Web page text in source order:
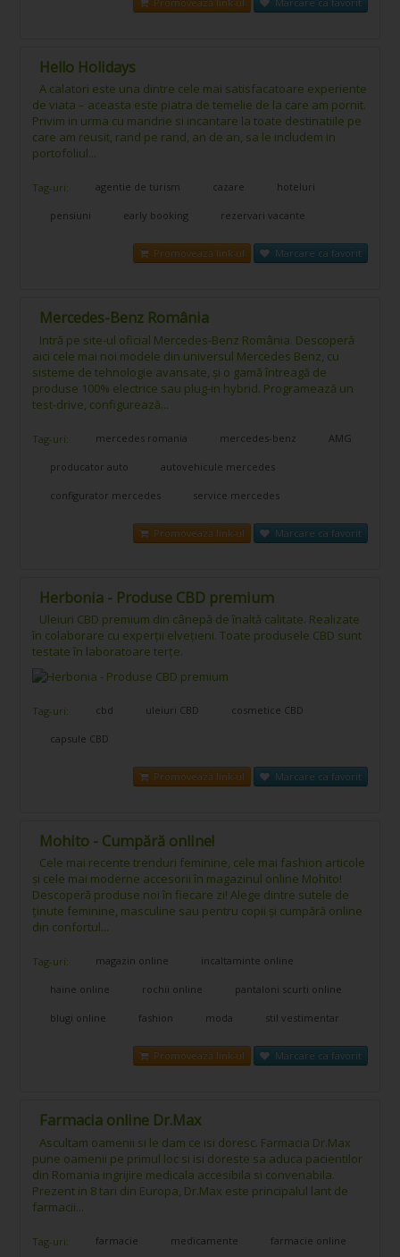
Promovează link-ul Marcare ca favorit
Hello Holidays
A calatori este una dintre cele mai satisfacatoare experiente
de viata – aceasta este piatra de temelie de la care am pornit.
Privim in urma cu mandrie si incantare la toate destinatiile pe
care am reusit, rand pe rand, an de an, sa le includem in
portofoliul...
Tag-uri: agentie de turism cazare hoteluri
pensiuni early booking rezervari vacante
Promovează link-ul Marcare ca favorit
Mercedes-Benz România
Intră pe site-ul oficial Mercedes-Benz România. Descoperă
aici cele mai noi modele din universul Mercedes Benz, cu
sisteme de tehnologie avansate, și o gamă întreagă de
produse 100% electrice sau plug-in hybrid. Programează un
test-drive, configurează...
Tag-uri: mercedes romania mercedes-benz AMG
producator auto autovehicule mercedes
configurator mercedes service mercedes
Promovează link-ul Marcare ca favorit
Herbonia - Produse CBD premium
Uleiuri CBD premium din cânepă de înaltă calitate. Realizate
în colaborare cu experții elvețieni. Toate produsele CBD sunt
testate în laboratoare terțe.
Tag-uri: cbd uleiuri CBD cosmetice CBD
capsule CBD
Promovează link-ul Marcare ca favorit
Mohito - Cumpără online!
Cele mai recente trenduri feminine, cele mai fashion articole
și cele mai moderne accesorii în magazinul online Mohito!
Descoperă produse noi în fiecare zi! Alege dintre sutele de
ținute feminine, masculine sau pentru copii și cumpără online
din confortul...
Tag-uri: magazin online incaltaminte online
haine online rochii online pantaloni scurti online
blugi online fashion moda stil vestimentar
Promovează link-ul Marcare ca favorit
Farmacia online Dr.Max
Ascultam oamenii si le dam ce isi doresc. Farmacia Dr.Max
pune oamenii pe primul loc si isi doreste sa aduca pacientilor
din Romania ingrijire medicala accesibila si convenabila.
Prezent in 8 tari din Europa, Dr.Max este principalul lant de
farmacii...
Tag-uri: farmacie medicamente farmacie online